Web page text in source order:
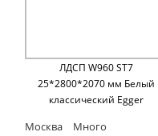
ЛДСП W960 ST7
25*2800*2070 мм Белый
классический Egger
Москва Много